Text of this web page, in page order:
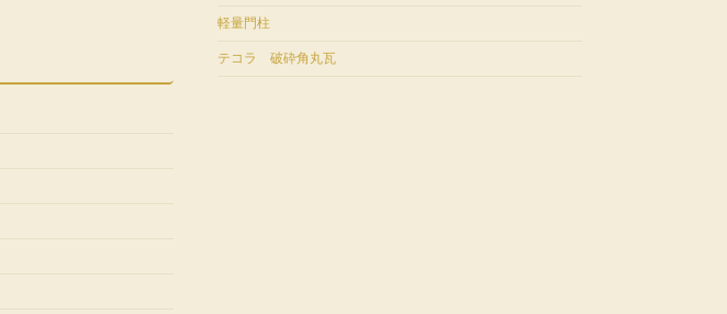
軽量門柱
テコラ 破砕角丸瓦